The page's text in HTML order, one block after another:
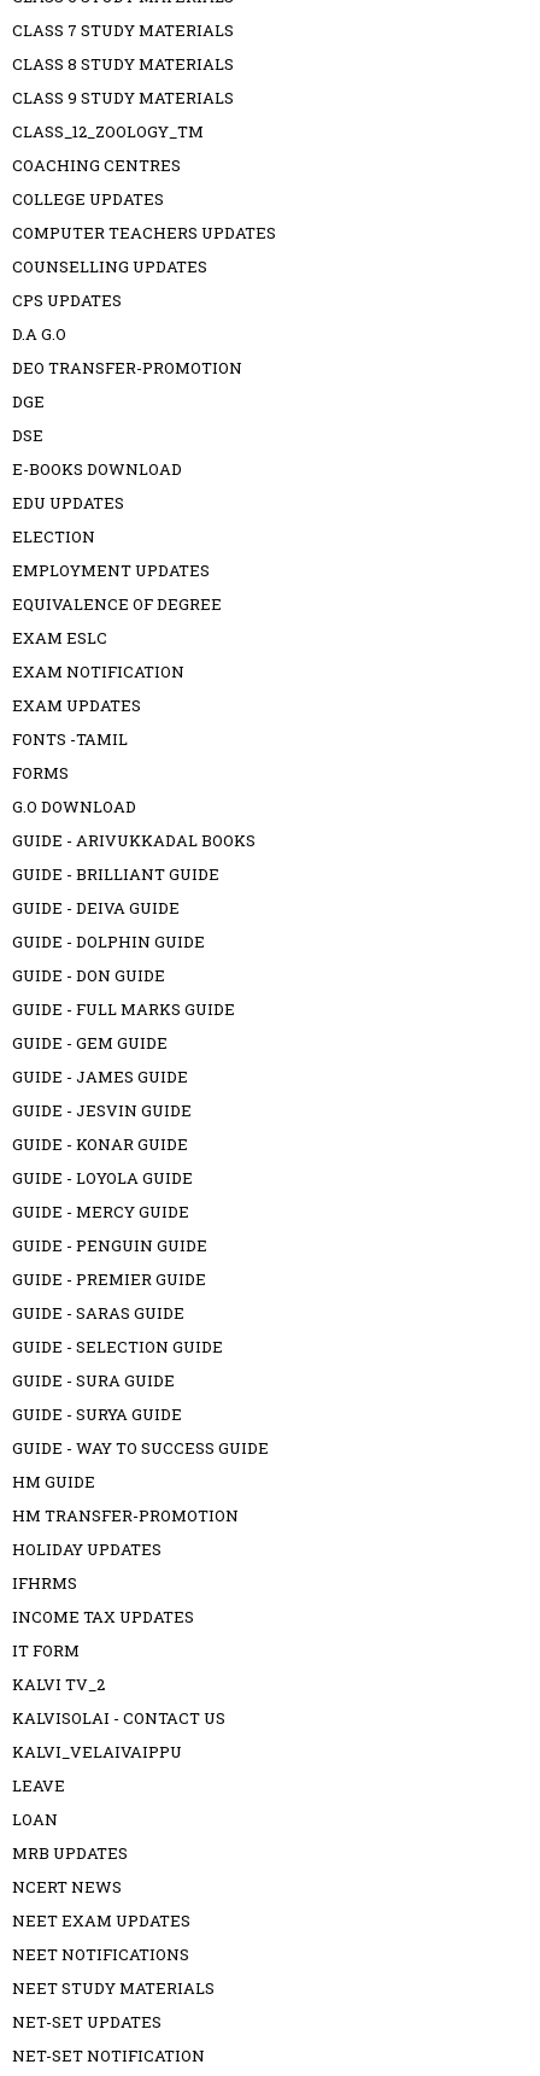
CLASS 7 STUDY MATERIALS
CLASS 8 STUDY MATERIALS
CLASS 9 STUDY MATERIALS
CLASS_12_ZOOLOGY_TM
COACHING CENTRES
COLLEGE UPDATES
COMPUTER TEACHERS UPDATES
COUNSELLING UPDATES
CPS UPDATES
D.A G.O
DEO TRANSFER-PROMOTION
DGE
DSE
E-BOOKS DOWNLOAD
EDU UPDATES
ELECTION
EMPLOYMENT UPDATES
EQUIVALENCE OF DEGREE
EXAM ESLC
EXAM NOTIFICATION
EXAM UPDATES
FONTS -TAMIL
FORMS
G.O DOWNLOAD
GUIDE - ARIVUKKADAL BOOKS
GUIDE - BRILLIANT GUIDE
GUIDE - DEIVA GUIDE
GUIDE - DOLPHIN GUIDE
GUIDE - DON GUIDE
GUIDE - FULL MARKS GUIDE
GUIDE - GEM GUIDE
GUIDE - JAMES GUIDE
GUIDE - JESVIN GUIDE
GUIDE - KONAR GUIDE
GUIDE - LOYOLA GUIDE
GUIDE - MERCY GUIDE
GUIDE - PENGUIN GUIDE
GUIDE - PREMIER GUIDE
GUIDE - SARAS GUIDE
GUIDE - SELECTION GUIDE
GUIDE - SURA GUIDE
GUIDE - SURYA GUIDE
GUIDE - WAY TO SUCCESS GUIDE
HM GUIDE
HM TRANSFER-PROMOTION
HOLIDAY UPDATES
IFHRMS
INCOME TAX UPDATES
IT FORM
KALVI TV_2
KALVISOLAI - CONTACT US
KALVI_VELAIVAIPPU
LEAVE
LOAN
MRB UPDATES
NCERT NEWS
NEET EXAM UPDATES
NEET NOTIFICATIONS
NEET STUDY MATERIALS
NET-SET UPDATES
NET-SET NOTIFICATION